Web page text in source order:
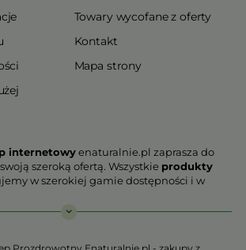
Towary wycofane z oferty
Kontakt
Mapa strony
internetowyenaturalnie.pl zaprasza do
szeroką ofertą. Wszystkie produkty
w szerokiej gamie dostępności i w
się najwyższą jakością.